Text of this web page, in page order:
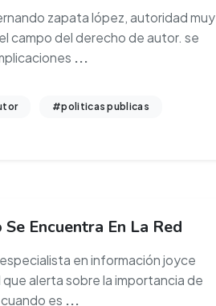
zapata lópez, autoridad muy
campo del derecho de autor. se
...
#politicas publicas
Encuentra En La Red
en información joyce
que alerta sobre la importancia de
es ...